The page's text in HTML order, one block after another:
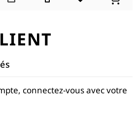
connectez-vous avec votre